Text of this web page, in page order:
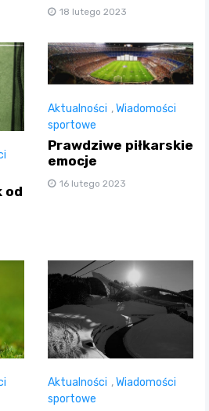
18 lutego 2023
od
Aktualności ,Wiadomości
sportowe
Prawdziwe piłkarskie
emocje
16 lutego 2023
Aktualności ,Wiadomości
sportowe